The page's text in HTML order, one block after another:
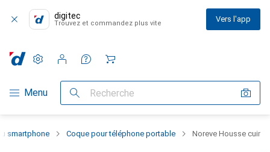
digitec
Trouvez et commandez plus vite Vers l'app
Navigation par catégorie
Menu Recherche
Paramètres
Compte client
Listes de comparaison
Listes d'envies
Panier
smartphone Coque pour téléphone portable Noreve Housse cuir